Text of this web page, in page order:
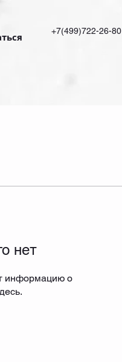
+7(499)722-26-80
нет
информацию о